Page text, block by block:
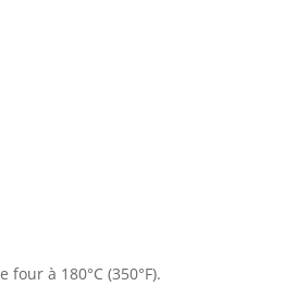
four à 180°C (350°F).